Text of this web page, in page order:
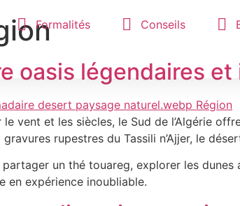
Formalités Conseils
oasis légendaires
vent et les siècles, le Sud de l’Algérie
rupestres du Tassili n’Ajjer, le
un thé touareg, explorer les
en expérience inoubliable.